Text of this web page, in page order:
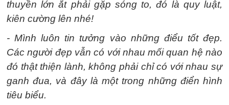
thuyền lớn ắt phải gặp sóng to, đó là quy luật,
kiên cường lên nhé!
- Mình luôn tin tưởng vào những điểu tốt đẹp.
Các người đẹp vẫn có với nhau mối quan hệ nào
đó thật thiện lành, không phải chỉ có với nhau sự
ganh đua, và đây là một trong những điển hình
tiêu biểu.